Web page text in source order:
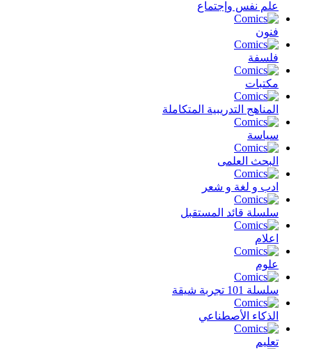
علم نفس وإجتماع
فنون
فلسفة
مكتبات
المناهج التدريبية المتكاملة
سياسة
البحث العلمى
ادب و لغة و شعر
سلسلة قائد المستقبل
اعلام
علوم
سلسلة 101 تجربة شيقة
الذكاء الأصطناعي
تعليم